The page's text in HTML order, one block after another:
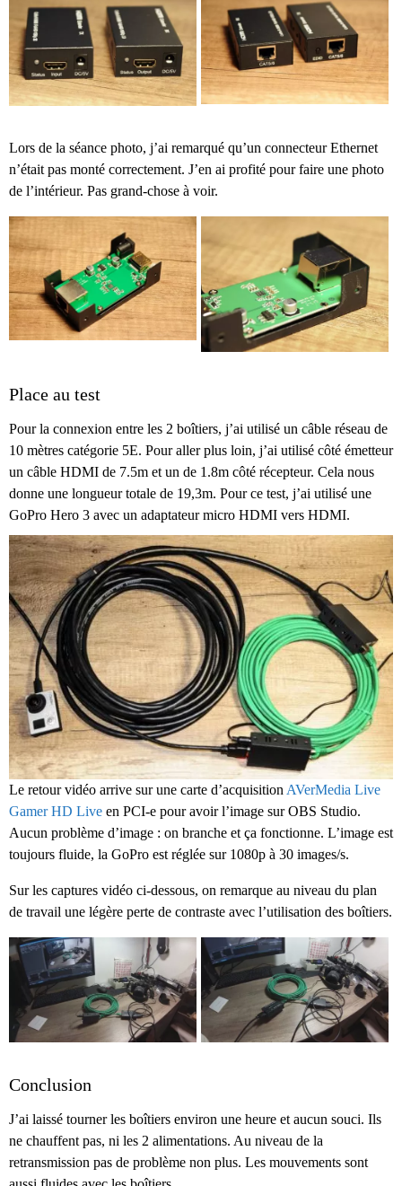
Lors de la séance photo, j’ai remarqué qu’un connecteur Ethernet
n’était pas monté correctement. J’en ai profité pour faire une photo
de l’intérieur. Pas grand-chose à voir.
Place au test
Pour la connexion entre les 2 boîtiers, j’ai utilisé un câble réseau de
10 mètres catégorie 5E. Pour aller plus loin, j’ai utilisé côté émetteur
un câble HDMI de 7.5m et un de 1.8m côté récepteur. Cela nous
donne une longueur totale de 19,3m. Pour ce test, j’ai utilisé une
GoPro Hero 3 avec un adaptateur micro HDMI vers HDMI.
Le retour vidéo arrive sur une carte d’acquisition AVerMedia Live
Gamer HD Live en PCI-e pour avoir l’image sur OBS Studio.
Aucun problème d’image : on branche et ça fonctionne. L’image est
toujours fluide, la GoPro est réglée sur 1080p à 30 images/s.
Sur les captures vidéo ci-dessous, on remarque au niveau du plan
de travail une légère perte de contraste avec l’utilisation des boîtiers.
Conclusion
J’ai laissé tourner les boîtiers environ une heure et aucun souci. Ils
ne chauffent pas, ni les 2 alimentations. Au niveau de la
retransmission pas de problème non plus. Les mouvements sont